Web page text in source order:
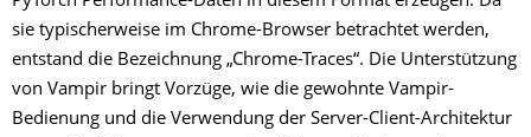
sie typischerweise im Chrome-Browser betrachtet werden,
entstand die Bezeichnung „Chrome-Traces“. Die Unterstützung
von Vampir bringt Vorzüge, wie die gewohnte ­Vampir-
Bedienung und die Verwendung der Server-Client-Architektur